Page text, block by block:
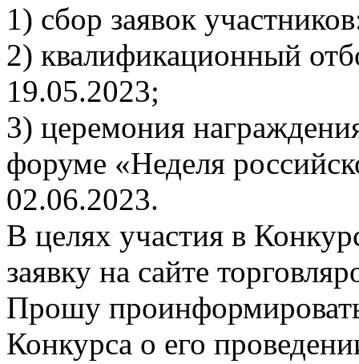
1) сбор заявок
2) квалификационный
19.05.2023;
3) церемония
форуме «Неделя
02.06.2023.
В целях участия в
заявку на сайте
Прошу
Конкурса о его